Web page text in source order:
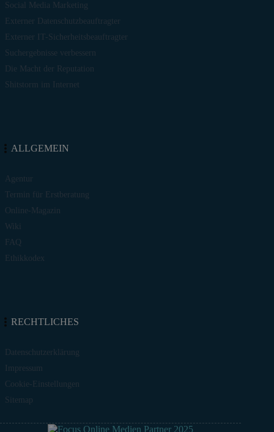
Social Media Marketing
Externer Datenschutzbeauftragter
Externer IT-Sicherheitsbeauftragter
Suchergebnisse verbessern
Die Macht der Reputation
Shitstorm im Internet
ALLGEMEIN
Agentur
Termin für Erstberatung
Online-Magazin
Wiki
FAQ
Ethikkodex
RECHTLICHES
Datenschutzerklärung
Impressum
Cookie-Einstellungen
Sitemap